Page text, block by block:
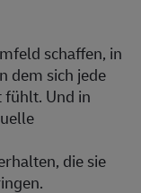
schaffen, in
dem sich jede
fühlt. Und in
die sie